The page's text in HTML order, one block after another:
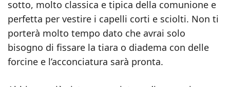
sotto, molto classica e tipica della comunione e
perfetta per vestire i capelli corti e sciolti. Non ti
porterà molto tempo dato che avrai solo
bisogno di fissare la tiara o diadema con delle
forcine e l’acconciatura sarà pronta.